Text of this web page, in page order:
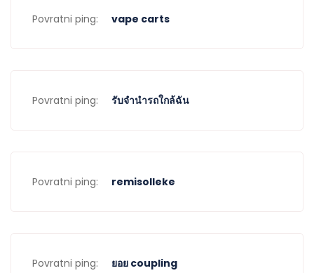
Povratni ping: vape carts
Povratni ping: รับจำนำรถใกล้ฉัน
Povratni ping: remisolleke
Povratni ping: ยอย coupling